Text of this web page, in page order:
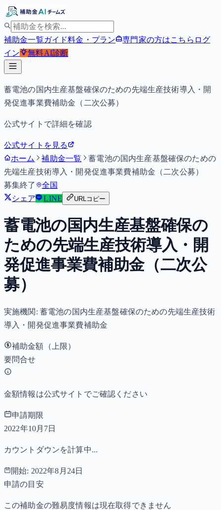
補助金一覧ガイド料金・プラン 専門家の方はこちら ログ
イン
無料AI診断
蓄電池の国内生産基盤確保のための先端生産技術導入・開
発促進事業費補助金（二次公募）
公式サイトで詳細を確認
公式サイトを見る
ホーム
補助金一覧
蓄電池の国内生産基盤確保のための
先端生産技術導入・開発促進事業費補助金（二次公募）
募集終了
全国
シェア
LINE URLコピー
蓄電池の国内生産基盤確保の
ための先端生産技術導入・開
発促進事業費補助金（二次公
募）
実施機関: 蓄電池の国内生産基盤確保のための先端生産技術
導入・開発促進事業費補助金
補助金額（上限）
要問合せ
金額情報は公式サイトでご確認ください
申請期限
2022年10月7日
カウントダウンを計算中...
開始: 2022年8月24日
申請の目安
この補助金の難易度情報は現在取得できません